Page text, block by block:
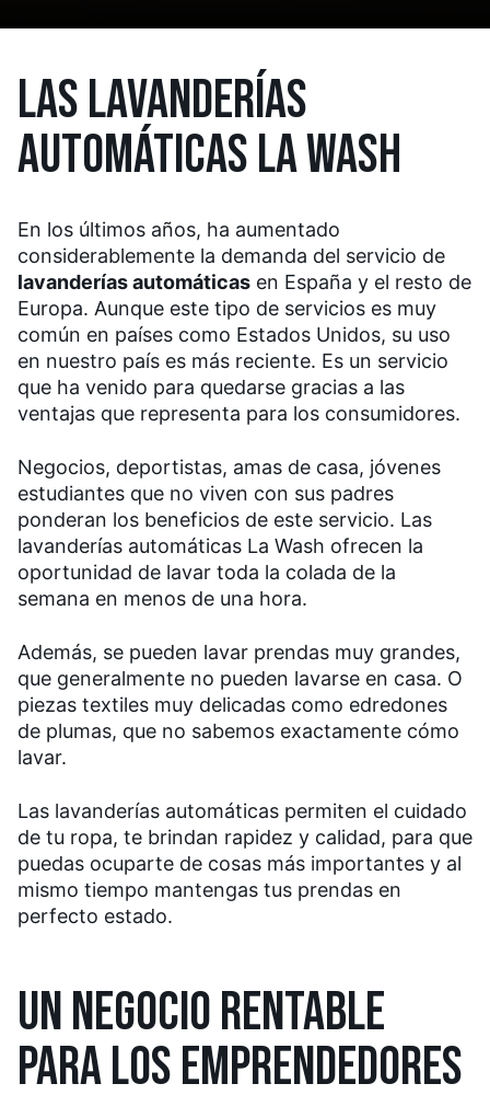
LAS LAVANDERÍAS
AUTOMÁTICAS LA WASH
En los últimos años, ha aumentado
considerablemente la demanda del servicio de
lavanderías automáticas en España y el resto de
Europa. Aunque este tipo de servicios es muy
común en países como Estados Unidos, su uso
en nuestro país es más reciente. Es un servicio
que ha venido para quedarse gracias a las
ventajas que representa para los consumidores.
Negocios, deportistas, amas de casa, jóvenes
estudiantes que no viven con sus padres
ponderan los beneficios de este servicio. Las
lavanderías automáticas La Wash ofrecen la
oportunidad de lavar toda la colada de la
semana en menos de una hora.
Además, se pueden lavar prendas muy grandes,
que generalmente no pueden lavarse en casa. O
piezas textiles muy delicadas como edredones
de plumas, que no sabemos exactamente cómo
lavar.
Las lavanderías automáticas permiten el cuidado
de tu ropa, te brindan rapidez y calidad, para que
puedas ocuparte de cosas más importantes y al
mismo tiempo mantengas tus prendas en
perfecto estado.
UN NEGOCIO RENTABLE
PARA LOS EMPRENDEDORES